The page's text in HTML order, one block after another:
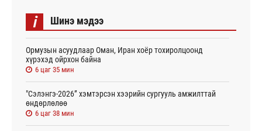
i Шинэ мэдээ
Ормузын асуудлаар Оман, Иран хоёр тохиролцоонд
хүрэхэд ойрхон байна
6 цаг 35 мин
"Сэлэнгэ-2026” хэмтэрсэн хээрийн сургууль амжилттай
өндөрлөлөө
6 цаг 38 мин